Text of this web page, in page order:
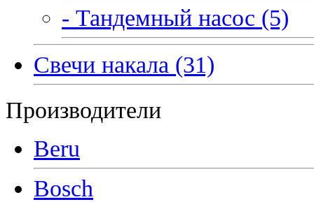
- Тандемный насос (5)
Свечи накала (31)
Производители
Beru
Bosch